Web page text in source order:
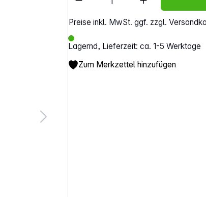
Preise inkl. MwSt. ggf. zzgl.
Lagernd, Lieferzeit: ca. 1-5 Werktage
Zum Merkzettel hinzufügen